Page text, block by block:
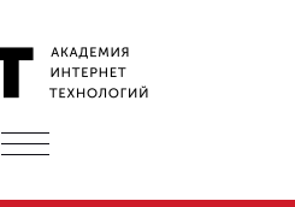
ПОКАЗАТЬ/